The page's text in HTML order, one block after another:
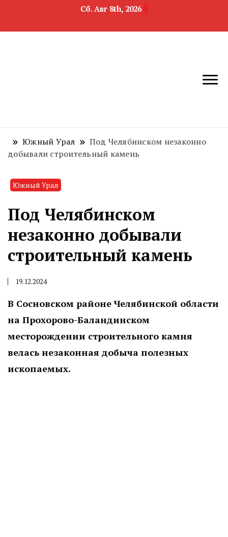
Сб. Авг 8th, 2026
область
Южный Урал
Под Челябинском незаконно
добывали строительный камень
Южный Урал
Под Челябинском
незаконно добывали
строительный камень
19.12.2024
В Сосновском районе Челябинской области
на Прохорово-Баландинском
месторождении строительного камня
велась незаконная добыча полезных
ископаемых.